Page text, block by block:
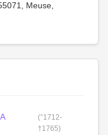
Meuse,
(°1712-
†1765)